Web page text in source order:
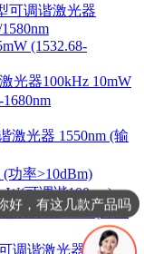
可调谐激光器
(1532.68-
光器100kHz 10mW
激光器 1550nm (输
功率>10dBm)
可调谐100nm)
光系统 Lion (外腔
调谐激光器 1528-
好，有这几款产品吗